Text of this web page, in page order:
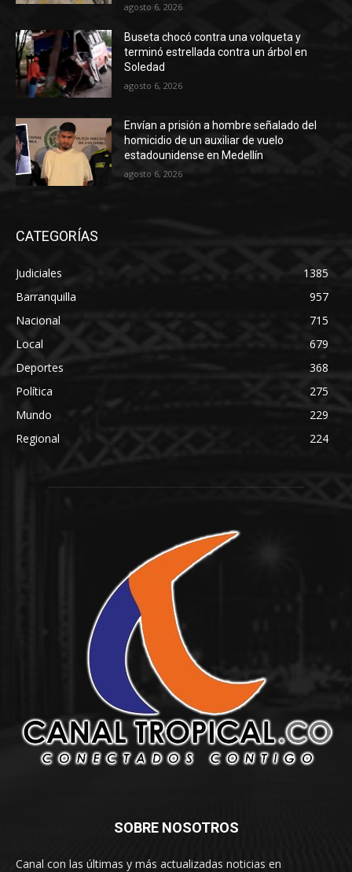
agosto 6, 2026
Buseta chocó contra una volqueta y
terminó estrellada contra un árbol en
Soledad
agosto 6, 2026
Envían a prisión a hombre señalado del
homicidio de un auxiliar de vuelo
estadounidense en Medellín
agosto 6, 2026
CATEGORÍAS
Judiciales
1385
Barranquilla
957
Nacional
715
Local
679
Deportes
368
Política
275
Mundo
229
Regional
224
SOBRE NOSOTROS
Canal con las últimas y más actualizadas noticias en